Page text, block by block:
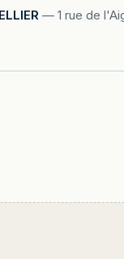
— 1 rue de